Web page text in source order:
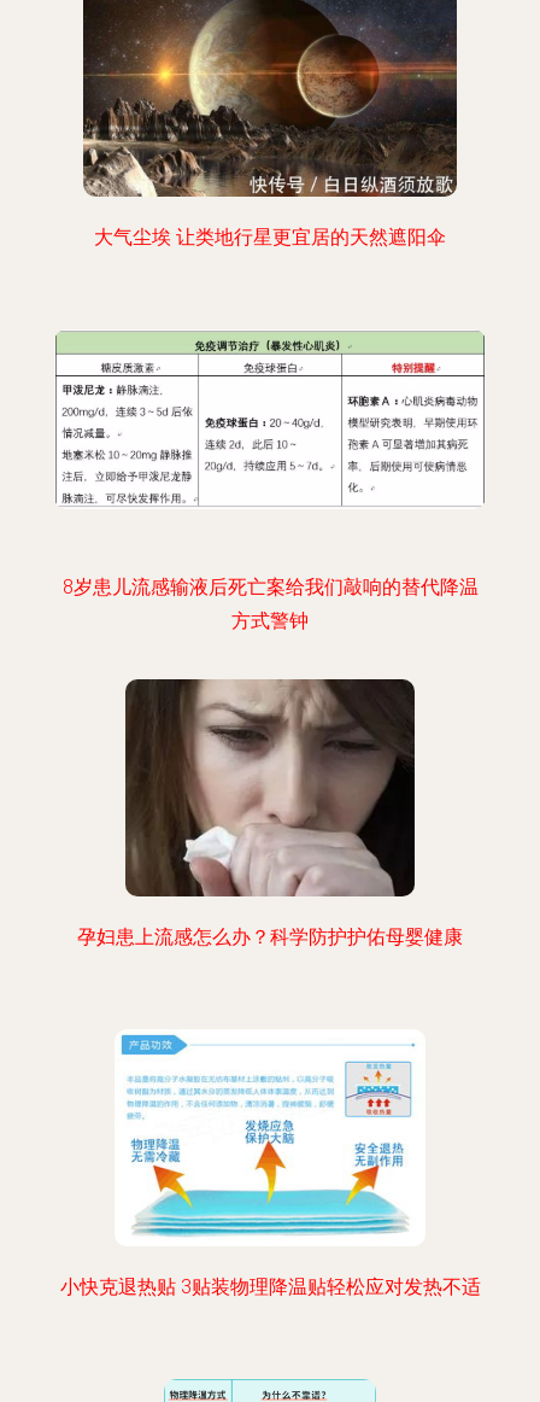
大气尘埃 让类地行星更宜居的天然遮阳伞
8岁患儿流感输液后死亡案给我们敲响的替代降温
方式警钟
孕妇患上流感怎么办？科学防护护佑母婴健康
小快克退热贴 3贴装物理降温贴轻松应对发热不适